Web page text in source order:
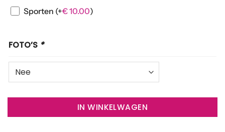
Sporten (+€10.00)
FOTO’S *
IN WINKELWAGEN